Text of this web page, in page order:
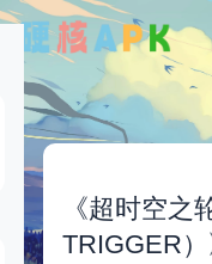
《超时空之
TRIGGER